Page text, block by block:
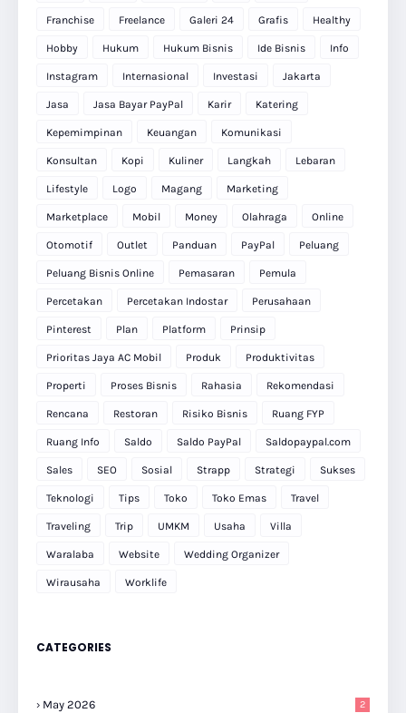
Franchise Freelance Galeri 24 Grafis Healthy
Hobby Hukum Hukum Bisnis Ide Bisnis Info
Instagram Internasional Investasi Jakarta
Jasa Jasa Bayar PayPal Karir Katering
Kepemimpinan Keuangan Komunikasi
Konsultan Kopi Kuliner Langkah Lebaran
Lifestyle Logo Magang Marketing
Marketplace Mobil Money Olahraga Online
Otomotif Outlet Panduan PayPal Peluang
Peluang Bisnis Online Pemasaran Pemula
Percetakan Percetakan Indostar Perusahaan
Pinterest Plan Platform Prinsip
Prioritas Jaya AC Mobil Produk Produktivitas
Properti Proses Bisnis Rahasia Rekomendasi
Rencana Restoran Risiko Bisnis Ruang FYP
Ruang Info Saldo Saldo PayPal Saldopaypal.com
Sales SEO Sosial Strapp Strategi Sukses
Teknologi Tips Toko Toko Emas Travel
Traveling Trip UMKM Usaha Villa
Waralaba Website Wedding Organizer
Wirausaha Worklife
CATEGORIES
May 2026 2